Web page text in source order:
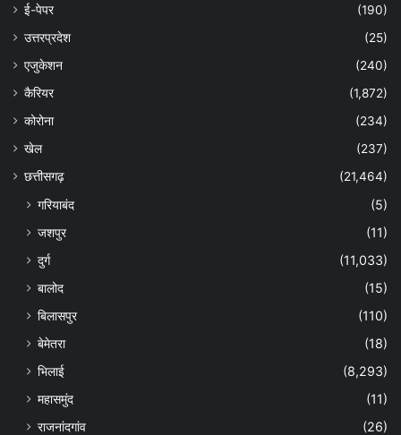
ई-पेपर
(190)
उत्तरप्रदेश
(25)
एजुकेशन
(240)
कैरियर
(1,872)
कोरोना
(234)
खेल
(237)
छत्तीसगढ़
(21,464)
गरियाबंद
(5)
जशपुर
(11)
दुर्ग
(11,033)
बालोद
(15)
बिलासपुर
(110)
बेमेतरा
(18)
भिलाई
(8,293)
महासमुंद
(11)
राजनांदगांव
(26)